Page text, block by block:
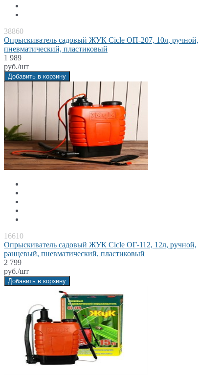
38860
Опрыскиватель садовый ЖУК Cicle ОП-207, 10л, ручной,
пневматический, пластиковый
1 989
руб./шт
Добавить в корзину
16610
Опрыскиватель садовый ЖУК Cicle ОГ-112, 12л, ручной,
ранцевый, пневматический, пластиковый
2 799
руб./шт
Добавить в корзину